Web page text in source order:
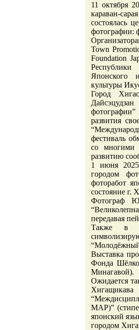
11 октября
караван-
состоялась
фотографии:
Town
Foundation
Японского
культуры
Город
развития
фестиваль
со многими
развитию
1 июня 2025
городом
фоторабот
состояние г.
Фотограф
передавая
Также в
“Молодёжный
Выставка
Фонда
Минагавой).
Ожидается
MAP)”
японский
городом